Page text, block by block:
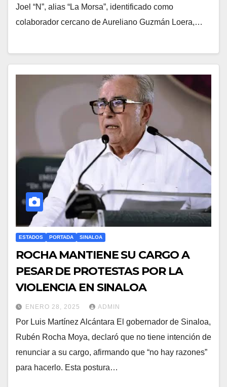
Joel “N”, alias “La Morsa”, identificado como
colaborador cercano de Aureliano Guzmán Loera,…
ESTADOS PORTADA SINALOA
ROCHA MANTIENE SU CARGO A
PESAR DE PROTESTAS POR LA
VIOLENCIA EN SINALOA
ENERO 28, 2025 ADMIN
Por Luis Martínez Alcántara El gobernador de Sinaloa,
Rubén Rocha Moya, declaró que no tiene intención de
renunciar a su cargo, afirmando que “no hay razones”
para hacerlo. Esta postura…